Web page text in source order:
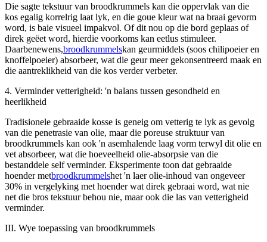
Die sagte tekstuur van broodkrummels kan die oppervlak van die
kos egalig korrelrig laat lyk, en die goue kleur wat na braai gevorm
word, is baie visueel impakvol. Of dit nou op die bord geplaas of
direk geëet word, hierdie voorkoms kan eetlus stimuleer.
Daarbenewens,broodkrummelskan geurmiddels (soos chilipoeier en
knoffelpoeier) absorbeer, wat die geur meer gekonsentreerd maak en
die aantreklikheid van die kos verder verbeter.
4. Verminder vetterigheid: 'n balans tussen gesondheid en
heerlikheid
Tradisionele gebraaide kosse is geneig om vetterig te lyk as gevolg
van die penetrasie van olie, maar die poreuse struktuur van
broodkrummels kan ook 'n asemhalende laag vorm terwyl dit olie en
vet absorbeer, wat die hoeveelheid olie-absorpsie van die
bestanddele self verminder. Eksperimente toon dat gebraaide
hoender metbroodkrummelshet 'n laer olie-inhoud van ongeveer
30% in vergelyking met hoender wat direk gebraai word, wat nie
net die bros tekstuur behou nie, maar ook die las van vetterigheid
verminder.
III. Wye toepassing van broodkrummels